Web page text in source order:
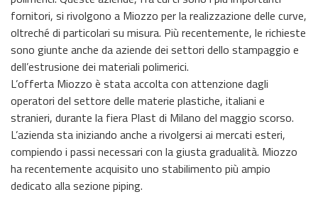
fornitori, si rivolgono a Miozzo per la realizzazione delle curve,
oltreché di particolari su misura. Più recentemente, le richieste
sono giunte anche da aziende dei settori dello stampaggio e
dell’estrusione dei materiali polimerici.
L’offerta Miozzo è stata accolta con attenzione dagli
operatori del settore delle materie plastiche, italiani e
stranieri, durante la fiera Plast di Milano del maggio scorso.
L’azienda sta iniziando anche a rivolgersi ai mercati esteri,
compiendo i passi necessari con la giusta gradualità. Miozzo
ha recentemente acquisito uno stabilimento più ampio
dedicato alla sezione piping.